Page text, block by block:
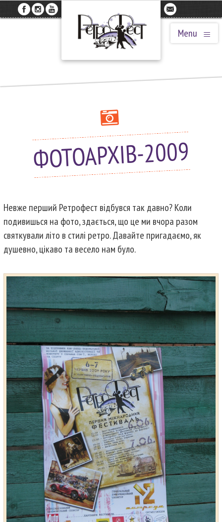
Menu ≡
ФОТОАРХІВ-2009
Невже перший Ретрофест відбувся так давно? Коли
подивишься на фото, здається, що це ми вчора разом
святкували літо в стилі ретро. Давайте пригадаємо, як
душевно, цікаво та весело нам було.